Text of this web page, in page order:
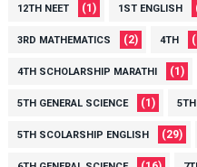
12TH NEET (1) 1ST ENGLISH
3RD MATHEMATICS (2) 4TH
4TH SCHOLARSHIP MARATHI (1)
5TH GENERAL SCIENCE (1)
5TH SCOLARSHIP ENGLISH (29)